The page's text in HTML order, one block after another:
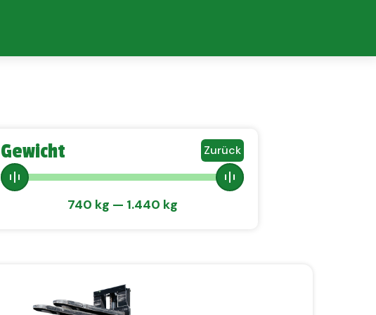
Gewicht
740 kg — 1.440 kg
Zurück